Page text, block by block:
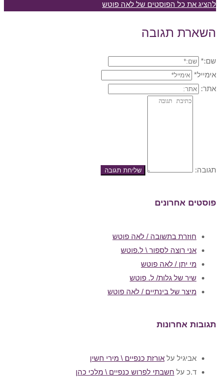
להציג את כל הפוסטים של לאה פוטש
השארת תגובה
שם:*
אימייל*
אתר:
תגובה:
פוסטים אחרונים
חוזרת בתשובה / לאה פוטש
אני רוצה לספור \ ל.פוטש
מי יתן / לאה פוטש
שיר של גלות/ ל. פוטש
מיצר של בינתיים / לאה פוטש
תגובות אחרונות
אביגיל על אורזת כנפיים \ מירי חשין
ד.כ על חשבתי לפרוש כנפיים \ מלכי כהן